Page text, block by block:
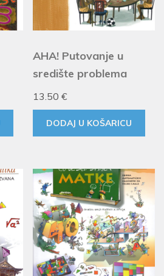
AHA! Putovanje u
središte problema
13.50€
DODAJ U KOŠARICU